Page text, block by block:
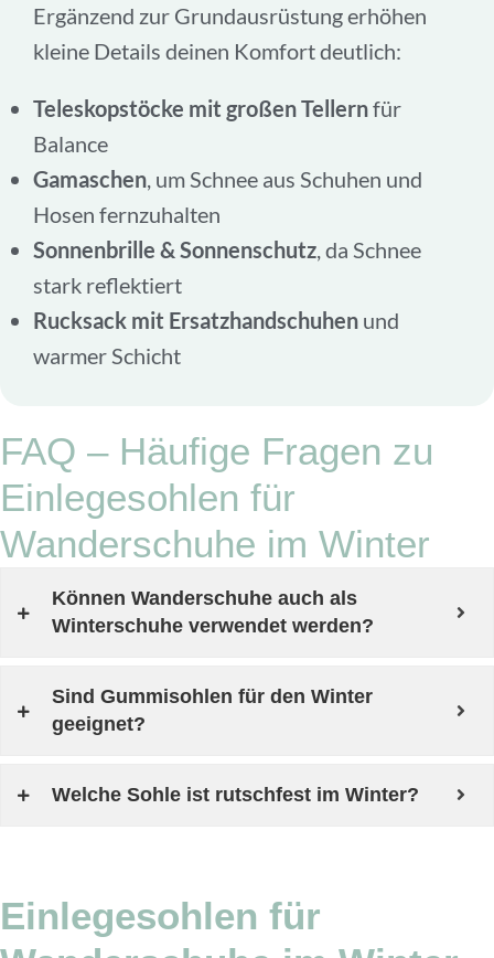
Ergänzend zur Grundausrüstung erhöhen
kleine Details deinen Komfort deutlich:
Teleskopstöcke mit großen Tellernfür
Balance
Gamaschen , um Schnee aus Schuhen und
Hosen fernzuhalten
Sonnenbrille & Sonnenschutz , da Schnee
stark reflektiert
Rucksack mit Ersatzhandschuhen und
warmer Schicht
FAQ – Häufige Fragen zu
Einlegesohlen für
Wanderschuhe im Winter
Können Wanderschuhe auch als
Winterschuhe verwendet werden?
Sind Gummisohlen für den Winter
geeignet?
Welche Sohle ist rutschfest im Winter?
Einlegesohlen für